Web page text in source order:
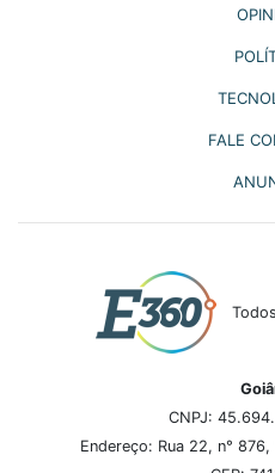
FALE
CNPJ:
Endereço: Rua 22, n°